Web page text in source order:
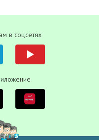
в соцсетях